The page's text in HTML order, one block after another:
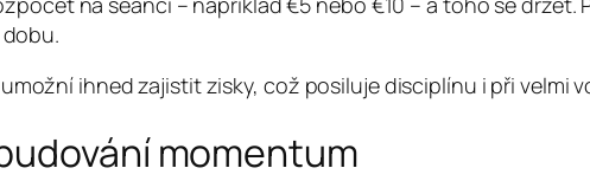
ihned zajistit zisky, což posiluje disciplínu i při velmi
momentum